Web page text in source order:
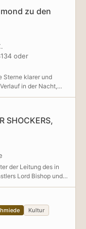
zu den
oder
Sterne klarer und
in der Nacht,
Ihre warmen
SHOCKERS,
der Leitung des in
Lord Bishop und
ist zweifellos eines
Rock-T
Kultur